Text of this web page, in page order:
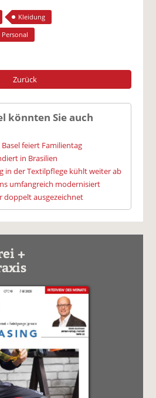
Kleidung
Personal
Zurück
könnten Sie auch
feiert Familientag
in Brasilien
in der Textilpflege kühlt weiter ab
umfangreich modernisiert
doppelt ausgezeichnet
+